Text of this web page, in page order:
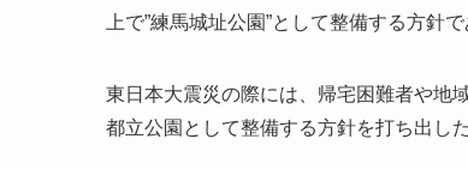
上で”練馬城址公園”として整備する方針
東日本大震災の際には、帰宅困難者や地
都立公園として整備する方針を打ち出した